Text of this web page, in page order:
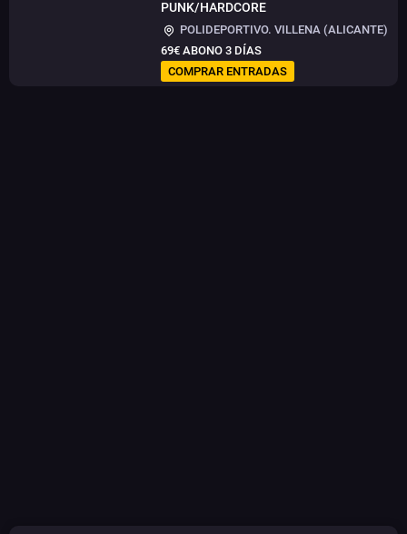
PUNK/HARDCORE
POLIDEPORTIVO. VILLENA (ALICANTE)
69€ ABONO 3 DÍAS
COMPRAR ENTRADAS